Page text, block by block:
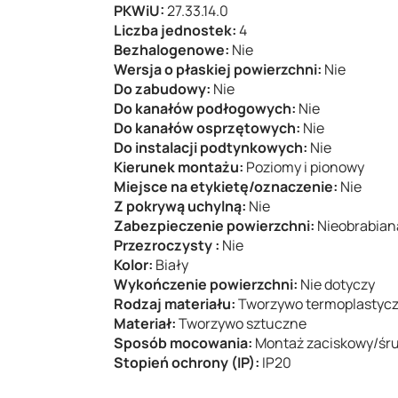
PKWiU:27.33.14.0
Liczba jednostek:4
Bezhalogenowe: Nie
Wersja o płaskiej powierzchni: Nie
Do zabudowy: Nie
Do kanałów podłogowych: Nie
Do kanałów osprzętowych: Nie
Do instalacji podtynkowych: Nie
Kierunek montażu: Poziomy i pionowy
Miejsce na etykietę/oznaczenie: Nie
Z pokrywą uchylną: Nie
Zabezpieczenie powierzchni:
Przezroczysty : Nie
Kolor: Biały
Wykończenie powierzchni: Nie dotyczy
Rodzaj materiału:Tworzywo
Materiał:Tworzywo sztuczne
Sposób mocowania: Montaż zaciskowy/
Stopień ochrony (IP): IP20